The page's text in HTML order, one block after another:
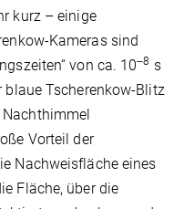
kurz – einige
Kameras sind
von ca. 10‒8 s
Tscherenkow-Blitz
Vorteil der
Nachweisfläche eines
Fläche, über die